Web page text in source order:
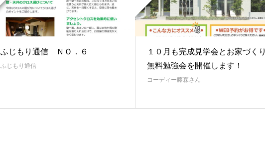
ふじもり通信 ＮＯ．６
ふじもり通信
１０月も完成見学会とお家づくり
無料勉強会を開催します！
コーディー藤森さん